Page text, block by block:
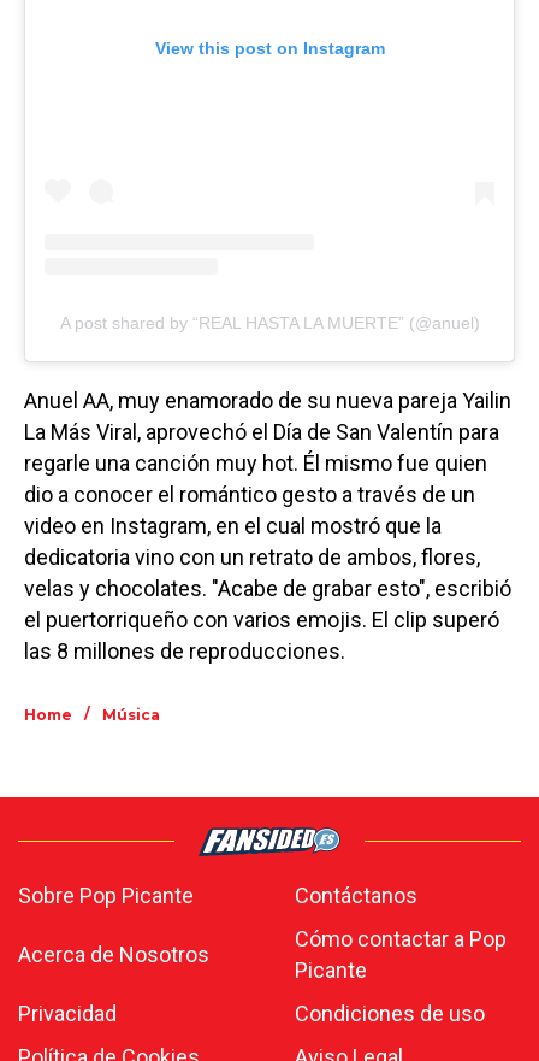
View this post on Instagram
A post shared by “REAL HASTA LA MUERTE” (@anuel)
Anuel AA, muy enamorado de su nueva pareja Yailin
La Más Viral, aprovechó el Día de San Valentín para
regarle una canción muy hot. Él mismo fue quien
dio a conocer el romántico gesto a través de un
video en Instagram, en el cual mostró que la
dedicatoria vino con un retrato de ambos, flores,
velas y chocolates. "Acabe de grabar esto", escribió
el puertorriqueño con varios emojis. El clip superó
las 8 millones de reproducciones.
Home / Música
Sobre Pop Picante Contáctanos
Acerca de Nosotros
Cómo contactar a Pop
Picante
Privacidad
Condiciones de uso